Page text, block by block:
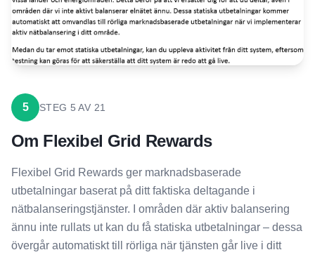
5 STEG 5 AV 21
Om Flexibel Grid Rewards
Flexibel Grid Rewards ger marknadsbaserade
utbetalningar baserat på ditt faktiska deltagande i
nätbalanseringstjänster. I områden där aktiv balansering
ännu inte rullats ut kan du få statiska utbetalningar – dessa
övergår automatiskt till rörliga när tjänsten går live i ditt